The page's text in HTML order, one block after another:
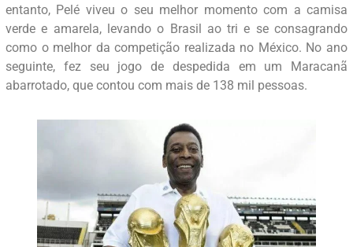
entanto, Pelé viveu o seu melhor momento com a camisa
verde e amarela, levando o Brasil ao tri e se consagrando
como o melhor da competição realizada no México. No ano
seguinte, fez seu jogo de despedida em um Maracanã
abarrotado, que contou com mais de 138 mil pessoas.